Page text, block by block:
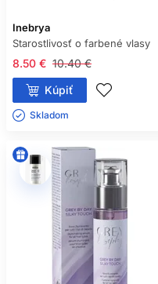
Inebrya
Starostlivosť o farbené vlasy
10.40 €
8.50 €
Kúpiť
Skladom ㅤ